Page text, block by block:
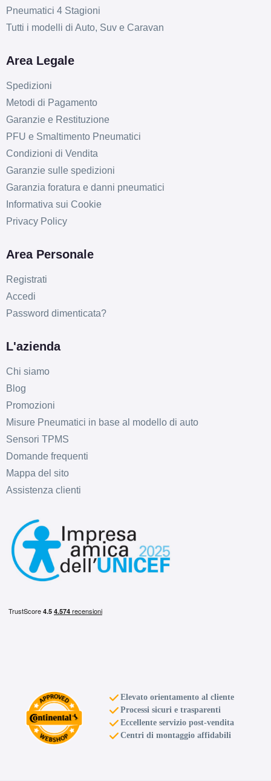
Pneumatici 4 Stagioni
Tutti i modelli di Auto, Suv e Caravan
Area Legale
Spedizioni
Metodi di Pagamento
Garanzie e Restituzione
PFU e Smaltimento Pneumatici
Condizioni di Vendita
Garanzie sulle spedizioni
Garanzia foratura e danni pneumatici
Informativa sui Cookie
Privacy Policy
Area Personale
Registrati
Accedi
Password dimenticata?
L'azienda
Chi siamo
Blog
Promozioni
Misure Pneumatici in base al modello di auto
Sensori TPMS
Domande frequenti
Mappa del sito
Assistenza clienti
Elevato orientamento al cliente
Processi sicuri e trasparenti
Eccellente servizio post-vendita
Centri di montaggio affidabili